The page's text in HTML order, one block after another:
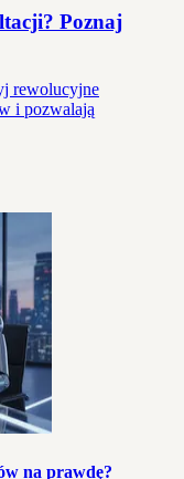
Poznaj
rewolucyjne
i pozwalają
na prawdę?